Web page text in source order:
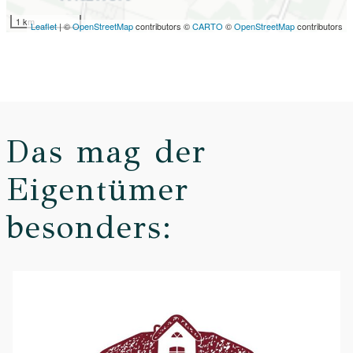
1 kmLeaflet| ©OpenStreetMapcontributors ©CARTO ©OpenStreetMapcontributors
Das mag der
Eigentümer
besonders: